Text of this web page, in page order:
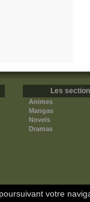
Les
Animes
Mangas
Novels
Dramas
votre